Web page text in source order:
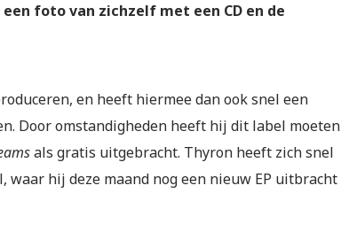
foto van zichzelf met een CD en de
en heeft hiermee dan ook snel een
Door omstandigheden heeft hij dit label moeten
als gratis uitgebracht. Thyron heeft zich snel
hij deze maand nog een nieuw EP uitbracht